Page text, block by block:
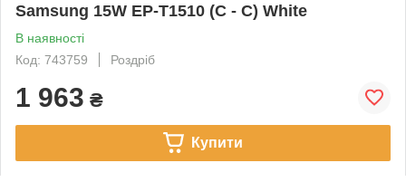
Samsung 15W EP-T1510 (C - C) White
В наявності
Код: 743759
Роздріб
1 963 ₴
Купити